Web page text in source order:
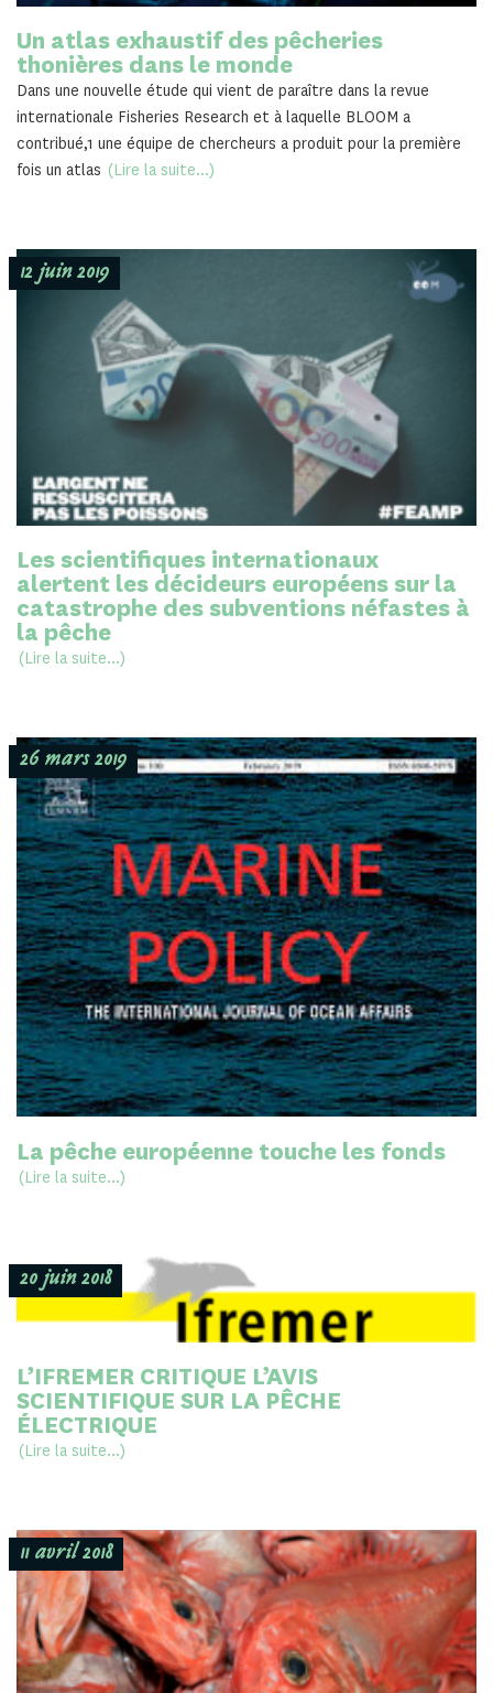
Un atlas exhaustif des pêcheries
thonières dans le monde
Dans une nouvelle étude qui vient de paraître dans la revue
internationale Fisheries Research et à laquelle BLOOM a
contribué,1 une équipe de chercheurs a produit pour la première
fois un atlas (Lire la suite...)
12 juin 2019
Les scientifiques internationaux
alertent les décideurs européens sur la
catastrophe des subventions néfastes à
la pêche
(Lire la suite...)
26 mars 2019
La pêche européenne touche les fonds
(Lire la suite...)
20 juin 2018
L’IFREMER CRITIQUE L’AVIS
SCIENTIFIQUE SUR LA PÊCHE
ÉLECTRIQUE
(Lire la suite...)
11 avril 2018